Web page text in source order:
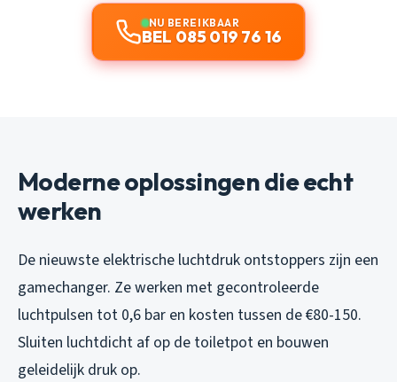
NU BEREIKBAAR
BEL 085 019 76 16
Moderne oplossingen die echt
werken
De nieuwste elektrische luchtdruk ontstoppers zijn een
gamechanger. Ze werken met gecontroleerde
luchtpulsen tot 0,6 bar en kosten tussen de €80-150.
Sluiten luchtdicht af op de toiletpot en bouwen
geleidelijk druk op.